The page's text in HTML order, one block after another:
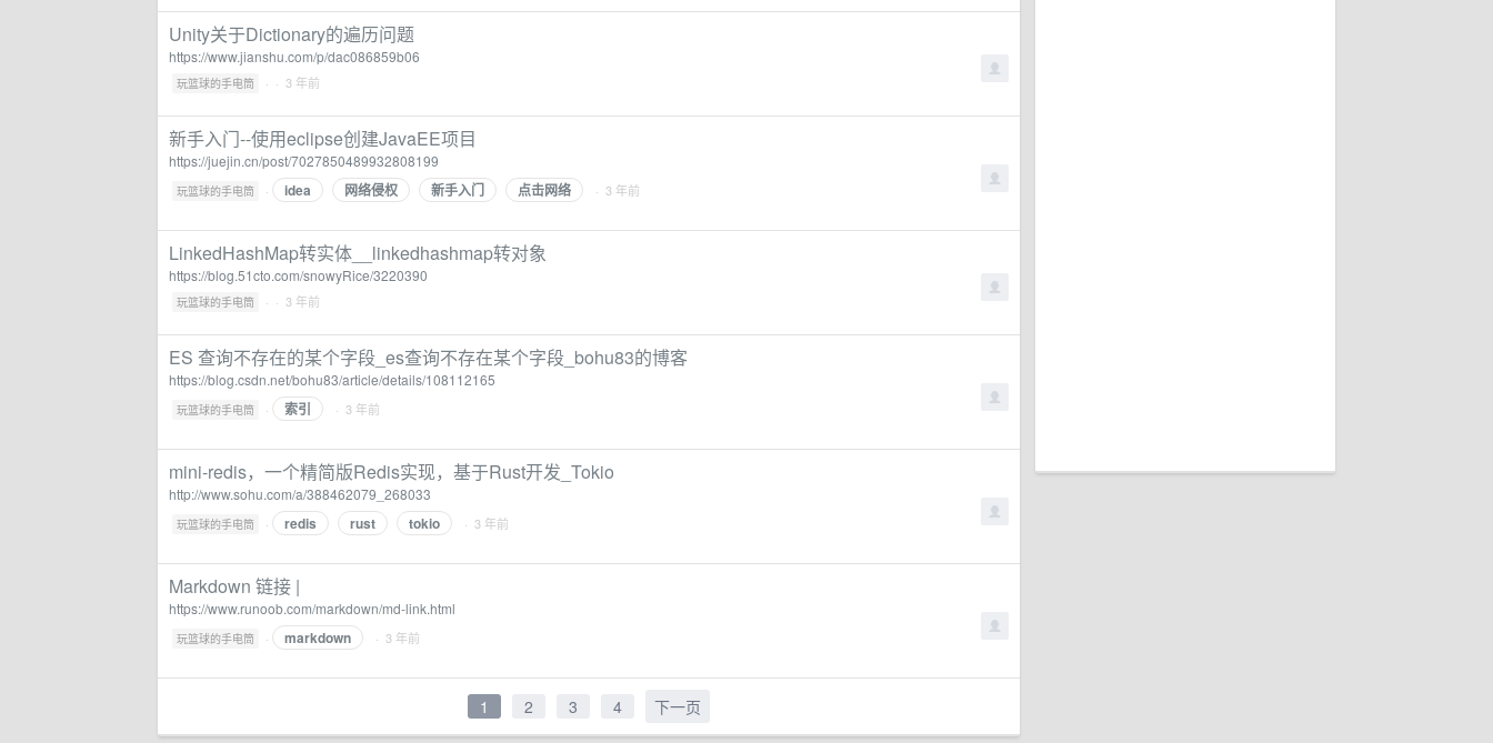
Unity关于Dictionary的遍历问题
https://www.jianshu.com/p/dac086859b06
玩篮球的手电筒 · · 3 年前
新手入门--使用eclipse创建JavaEE项目
https://juejin.cn/post/7027850489932808199
玩篮球的手电筒 · idea 网络侵权 新手入门 点击网络 · 3 年前
LinkedHashMap转实体__linkedhashmap转对象
https://blog.51cto.com/snowyRice/3220390
玩篮球的手电筒 · · 3 年前
ES 查询不存在的某个字段_es查询不存在某个字段_bohu83的博客
https://blog.csdn.net/bohu83/article/details/108112165
玩篮球的手电筒 · 索引 · 3 年前
mini-redis，一个精简版Redis实现，基于Rust开发_Tokio
http://www.sohu.com/a/388462079_268033
玩篮球的手电筒 · redis rust tokio · 3 年前
Markdown 链接 |
https://www.runoob.com/markdown/md-link.html
玩篮球的手电筒 · markdown · 3 年前
1 2 3 4 下一页